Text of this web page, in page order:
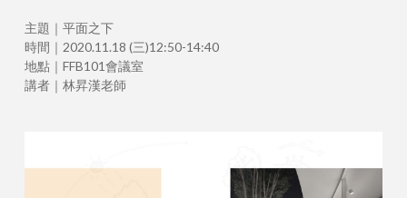
主題｜平面之下
時間｜2020.11.18 (三)12:50-14:40
地點｜FFB101會議室
講者｜林昇漢老師